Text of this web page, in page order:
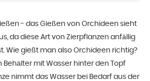
- das Gießen von Orchideen sieht
da diese Art von Zierpflanzen anfällig
Wie gießt man also Orchideen richtig?
Behälter mit Wasser hinter den Topf
nimmt das Wasser bei Bedarf aus der